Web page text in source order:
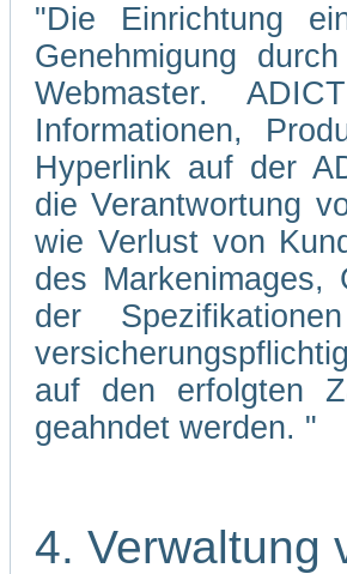
"Die Einrichtung
Genehmigung
Webmaster.
Informationen,
Hyperlink auf der
die Verantwortung
wie Verlust von
des Markenimages,
der
auf den erfolgten
geahndet werden. "
4. Verwaltung